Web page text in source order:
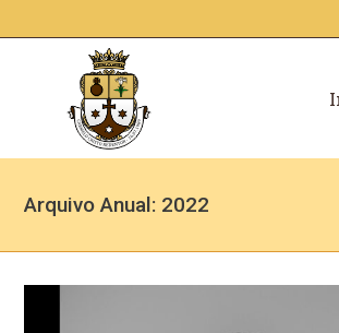
Arquivo Anual: 2022